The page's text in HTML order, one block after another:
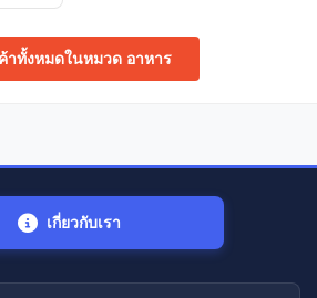
าทั้งหมดในหมวด อาหาร
เกี่ยวกับเรา